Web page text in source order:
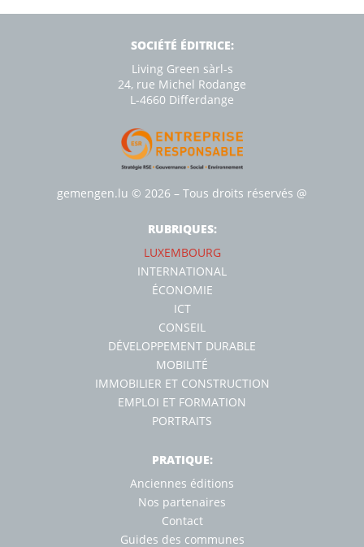
SOCIÉTÉ ÉDITRICE:
Living Green sàrl-s
24, rue Michel Rodange
L-4660 Diﬀerdange
gemengen.lu © 2026 – Tous droits réservés @
RUBRIQUES:
LUXEMBOURG
INTERNATIONAL
ÉCONOMIE
ICT
CONSEIL
DÉVELOPPEMENT DURABLE
MOBILITÉ
IMMOBILIER ET CONSTRUCTION
EMPLOI ET FORMATION
PORTRAITS
PRATIQUE:
Anciennes éditions
Nos partenaires
Contact
Guides des communes